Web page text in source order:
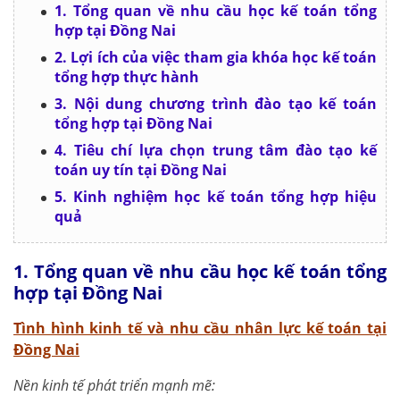
1. Tổng quan về nhu cầu học kế toán tổng
hợp tại Đồng Nai
2. Lợi ích của việc tham gia khóa học kế toán
tổng hợp thực hành
3. Nội dung chương trình đào tạo kế toán
tổng hợp tại Đồng Nai
4. Tiêu chí lựa chọn trung tâm đào tạo kế
toán uy tín tại Đồng Nai
5. Kinh nghiệm học kế toán tổng hợp hiệu
quả
1. Tổng quan về nhu cầu học kế toán tổng
hợp tại Đồng Nai
Tình hình kinh tế và nhu cầu nhân lực kế toán tại
Đồng Nai
Nền kinh tế phát triển mạnh mẽ: